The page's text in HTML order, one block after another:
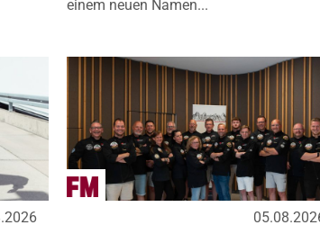
einem neuen Namen...